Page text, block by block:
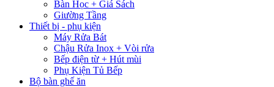
Bàn Học + Giá Sách
Giường Tầng
Thiết bị - phụ kiện
Máy Rửa Bát
Chậu Rửa Inox + Vòi rửa
Bếp điện từ + Hút mùi
Phụ Kiện Tủ Bếp
Bộ bàn ghế ăn